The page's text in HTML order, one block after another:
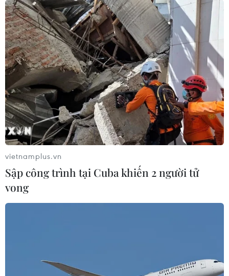
vietnamplus.vn
Sập công trình tại Cuba khiến 2 người tử
vong